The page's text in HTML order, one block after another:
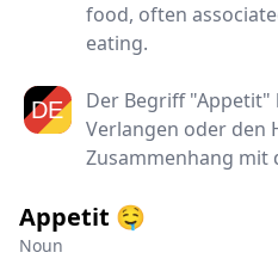
food, often
eating.
Der Begriff "Appetit"
Verlangen oder den
Zusammenhang mit
Appetit 🤤
Noun